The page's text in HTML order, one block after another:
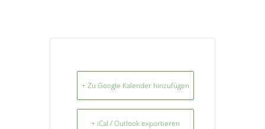
+ Zu Google Kalender hinzufügen
+ iCal / Outlook exportieren